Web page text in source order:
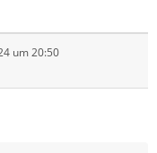
um 20:50